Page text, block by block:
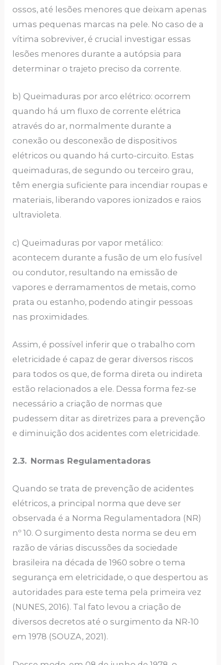
ossos, até lesões menores que deixam apenas
umas pequenas marcas na pele. No caso de a
vítima sobreviver, é crucial investigar essas
lesões menores durante a autópsia para
determinar o trajeto preciso da corrente.
b) Queimaduras por arco elétrico: ocorrem
quando há um fluxo de corrente elétrica
através do ar, normalmente durante a
conexão ou desconexão de dispositivos
elétricos ou quando há curto-circuito. Estas
queimaduras, de segundo ou terceiro grau,
têm energia suficiente para incendiar roupas e
materiais, liberando vapores ionizados e raios
ultravioleta.
c) Queimaduras por vapor metálico:
acontecem durante a fusão de um elo fusível
ou condutor, resultando na emissão de
vapores e derramamentos de metais, como
prata ou estanho, podendo atingir pessoas
nas proximidades.
Assim, é possível inferir que o trabalho com
eletricidade é capaz de gerar diversos riscos
para todos os que, de forma direta ou indireta
estão relacionados a ele. Dessa forma fez-se
necessário a criação de normas que
pudessem ditar as diretrizes para a prevenção
e diminuição dos acidentes com eletricidade.
2.3. Normas Regulamentadoras
Quando se trata de prevenção de acidentes
elétricos, a principal norma que deve ser
observada é a Norma Regulamentadora (NR)
nº 10. O surgimento desta norma se deu em
razão de várias discussões da sociedade
brasileira na década de 1960 sobre o tema
segurança em eletricidade, o que despertou as
autoridades para este tema pela primeira vez
(NUNES, 2016). Tal fato levou a criação de
diversos decretos até o surgimento da NR-10
em 1978 (SOUZA, 2021).